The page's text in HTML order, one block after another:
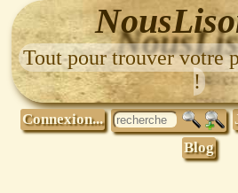
Tout pour trouver votre
!
Connexion...
Blog